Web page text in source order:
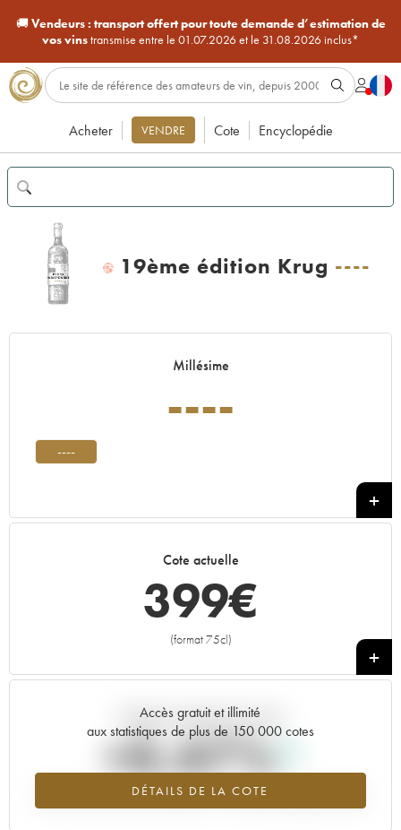
🚚Vendeurs : transport offert pour toute demande d’estimation de
vos vinstransmise entre le 01.07.2026 et le 31.08.2026 inclus*
Acheter VENDRE Cote Encyclopédie
H 19ème édition Krug ----
Millésime
----
----
Cote actuelle
399€
(format 75cl)
+
Accès gratuit et illimité
aux statistiques de plus de 150 000 cotes
DÉTAILS DE LA COTE
Tendance actuelle de la cote
+0.47%
Tendance à la hausse du millésime ---- en 2026 par rapport à 2025